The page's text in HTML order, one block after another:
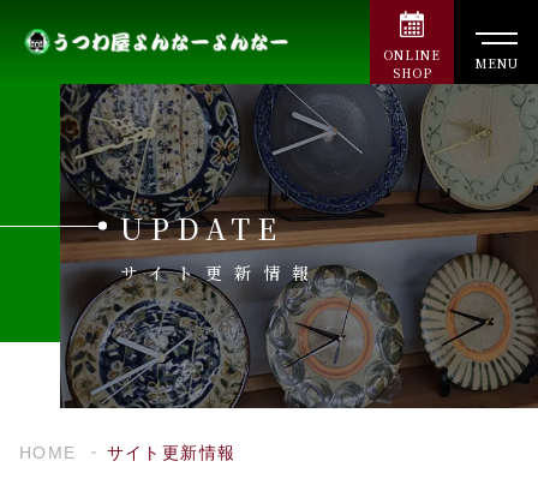
ONLINE
SHOP
MENU
UPDATE
サイト更新情報
HOME サイト更新情報